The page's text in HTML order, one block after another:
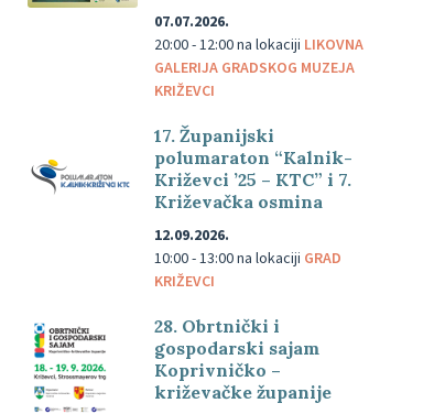
07.07.2026.
20:00 - 12:00na lokaciji LIKOVNA
GALERIJA GRADSKOG MUZEJA
KRIŽEVCI
17. Županijski
polumaraton “Kalnik-
Križevci ’25 – KTC” i 7.
Križevačka osmina
12.09.2026.
10:00 - 13:00na lokaciji GRAD
KRIŽEVCI
28. Obrtnički i
gospodarski sajam
Koprivničko –
križevačke županije